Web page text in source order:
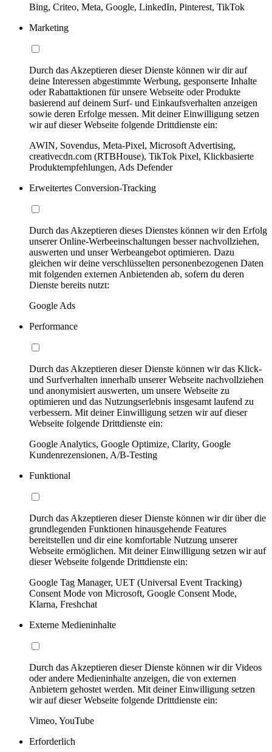
Bing, Criteo, Meta, Google, LinkedIn, Pinterest, TikTok
Marketing
Durch das Akzeptieren dieser Dienste können wir dir auf
deine Interessen abgestimmte Werbung, gesponserte Inhalte
oder Rabattaktionen für unsere Webseite oder Produkte
basierend auf deinem Surf- und Einkaufsverhalten anzeigen
sowie deren Erfolge messen. Mit deiner Einwilligung setzen
wir auf dieser Webseite folgende Drittdienste ein:
AWIN, Sovendus, Meta-Pixel, Microsoft Advertising,
creativecdn.com (RTBHouse), TikTok Pixel, Klickbasierte
Produktempfehlungen, Ads Defender
Erweitertes Conversion-Tracking
Durch das Akzeptieren dieses Dienstes können wir den Erfolg
unserer Online-Werbeeinschaltungen besser nachvollziehen,
auswerten und unser Werbeangebot optimieren. Dazu
gleichen wir deine verschlüsselten personenbezogenen Daten
mit folgenden externen Anbietenden ab, sofern du deren
Dienste bereits nutzt:
Google Ads
Performance
Durch das Akzeptieren dieser Dienste können wir das Klick-
und Surfverhalten innerhalb unserer Webseite nachvollziehen
und anonymisiert auswerten, um unsere Webseite zu
optimieren und das Nutzungserlebnis insgesamt laufend zu
verbessern. Mit deiner Einwilligung setzen wir auf dieser
Webseite folgende Drittdienste ein:
Google Analytics, Google Optimize, Clarity, Google
Kundenrezensionen, A/B-Testing
Funktional
Durch das Akzeptieren dieser Dienste können wir dir über die
grundlegenden Funktionen hinausgehende Features
bereitstellen und dir eine komfortable Nutzung unserer
Webseite ermöglichen. Mit deiner Einwilligung setzen wir auf
dieser Webseite folgende Drittdienste ein:
Google Tag Manager, UET (Universal Event Tracking)
Consent Mode von Microsoft, Google Consent Mode,
Klarna, Freshchat
Externe Medieninhalte
Durch das Akzeptieren dieser Dienste können wir dir Videos
oder andere Medieninhalte anzeigen, die von externen
Anbietern gehostet werden. Mit deiner Einwilligung setzen
wir auf dieser Webseite folgende Drittdienste ein:
Vimeo, YouTube
Erforderlich